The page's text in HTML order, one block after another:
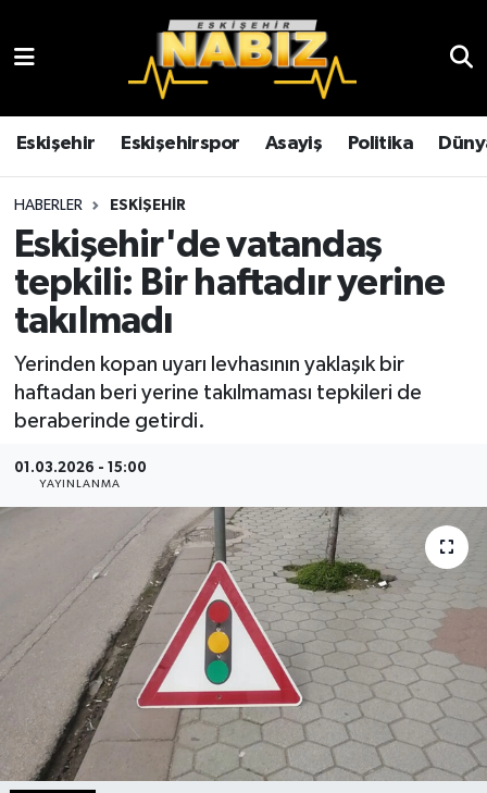
Eskişehir Eskişehirspor Asayiş Politika
HABERLER ESKIŞEHIR
Eskişehir'de vatandaş
tepkili: Bir haftadır yerine
takılmadı
Yerinden kopan uyarı levhasının yaklaşık bir
haftadan beri yerine takılmaması tepkileri de
beraberinde getirdi.
01.03.2026 - 15:00
YAYINLANMA
Çevre
Eğitim
Ekonomi
Eskişehir
Eskişehirspor
Genel
Gündem
Kültür Sanat
Magazin
Politika
Sağlık
Eskişehir Hava Durumu
Eskişehir Trafik Yoğunluk Haritası
TFF 3.Lig 4.Grup Puan Durumu ve Fikstür
Tüm Manşetler
Son Dakika Haberleri
Haber Arşivi